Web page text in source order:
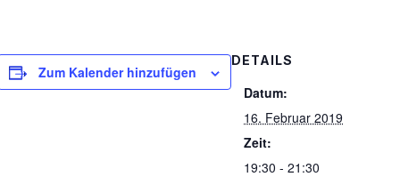
Zum Kalender hinzufügen
DETAILS
Datum:
16. Februar 2019
Zeit:
19:30 - 21:30